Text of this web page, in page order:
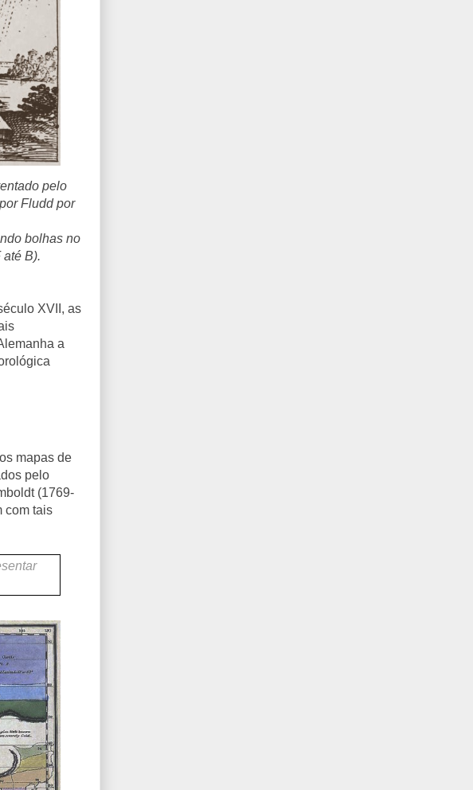
pelo
Fludd por
bolhas no
até B).
XVII, as
a
mapas de
pelo
(1769-
com tais